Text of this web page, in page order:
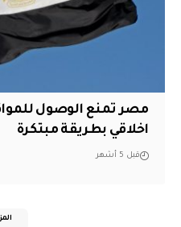
مصر تمنع الوصول
اخلاقي بطريقة مبتكرة
قبل 5 أشهر